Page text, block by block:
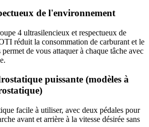
de l'environnement
4 ultrasilencieux et respectueux de
réduit la consommation de carburant et le
de vous attaquer à chaque tâche avec
puissante (modèles à
facile à utiliser, avec deux pédales pour
avant et arrière à la vitesse désirée sans